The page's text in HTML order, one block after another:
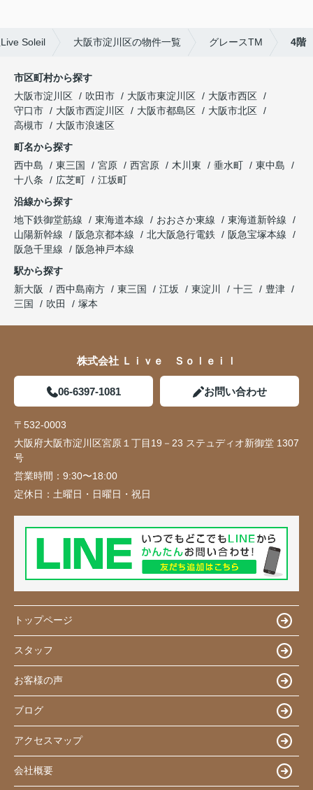
Soleil 大阪市淀川区の物件一覧 グレースTM 4階
市区町村から探す
大阪市淀川区
吹田市 大阪市東淀川区
大阪市西区
守口市
大阪市西淀川区 大阪市都島区
大阪市北区
高槻市
大阪市浪速区
町名から探す
西中島
東三国 宮原 西宮原 木川東 垂水町
東中島
十八条
広芝町
江坂町
沿線から探す
地下鉄御堂筋線
東海道本線 おおさか東線
東海道新幹線
山陽新幹線
阪急京都本線 北大阪急行電鉄
阪急宝塚本線
阪急千里線
阪急神戸本線
駅から探す
新大阪
西中島南方 東三国 江坂 東淀川 十三
豊津
三国
吹田 塚本
株式会社 Ｌｉｖｅ Ｓｏｌｅｉｌ
06-6397-1081 お問い合わせ
〒532-0003
大阪府大阪市淀川区宮原１丁目19－23 ステュディオ新御堂 1307
号
営業時間： 9:30〜18:00
定休日： 土曜日・日曜日・祝日
トップページ
スタッフ
お客様の声
ブログ
アクセスマップ
会社概要